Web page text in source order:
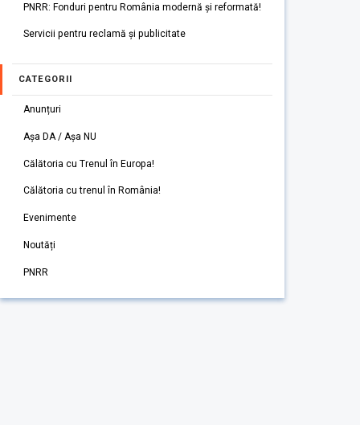
PNRR: Fonduri pentru România modernă și reformată!
Servicii pentru reclamă și publicitate
CATEGORII
Anunțuri
Așa DA / Așa NU
Călătoria cu Trenul în Europa!
Călătoria cu trenul în România!
Evenimente
Noutăți
PNRR